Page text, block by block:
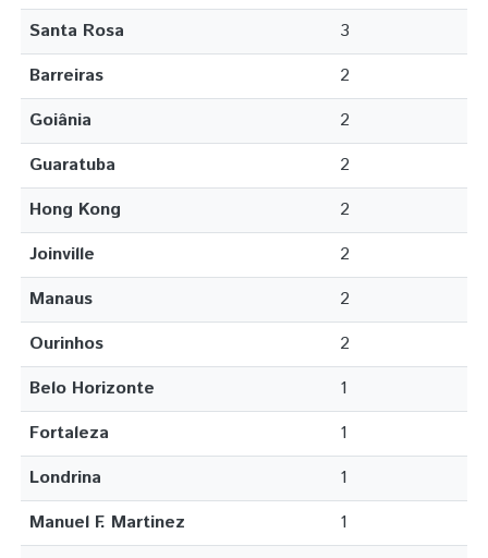
Santa Rosa
3
Barreiras
2
Goiânia
2
Guaratuba
2
Hong Kong
2
Joinville
2
Manaus
2
Ourinhos
2
Belo Horizonte
1
Fortaleza
1
Londrina
1
Manuel F. Martinez
1